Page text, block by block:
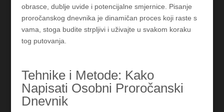
obrasce, dublje uvide i potencijalne smjernice. Pisanje
proročanskog dnevnika je dinamičan proces koji raste s
vama, stoga budite strpljivi i uživajte u svakom koraku
tog putovanja.
Tehnike i Metode: Kako
Napisati Osobni Proročanski
Dnevnik